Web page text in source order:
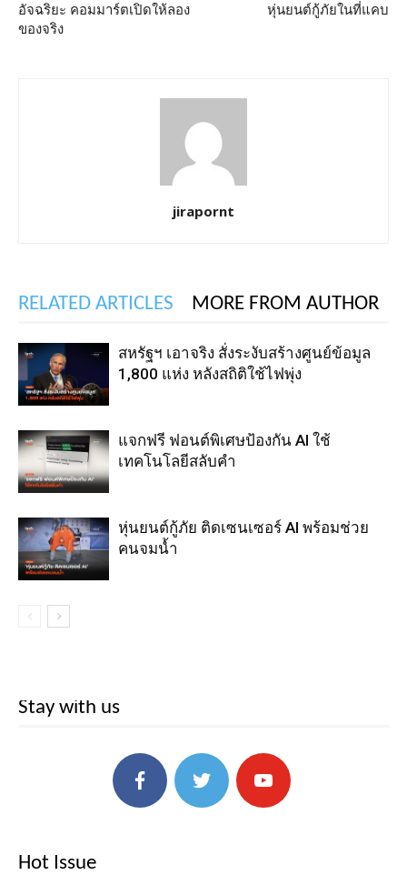
อัจฉริยะ คอมมาร์ตเปิดให้ลอง
ของจริง
หุ่นยนต์กู้ภัยในที่แคบ
jirapornt
RELATED ARTICLES MORE FROM AUTHOR
สหรัฐฯ เอาจริง สั่งระงับสร้างศูนย์ข้อมูล
1,800 แห่ง หลังสถิติใช้ไฟพุ่ง
แจกฟรี ฟอนต์พิเศษป้องกัน AI ใช้
เทคโนโลยีสลับคำ
หุ่นยนต์กู้ภัย ติดเซนเซอร์ AI พร้อมช่วย
คนจมน้ำ
Stay with us
Hot Issue